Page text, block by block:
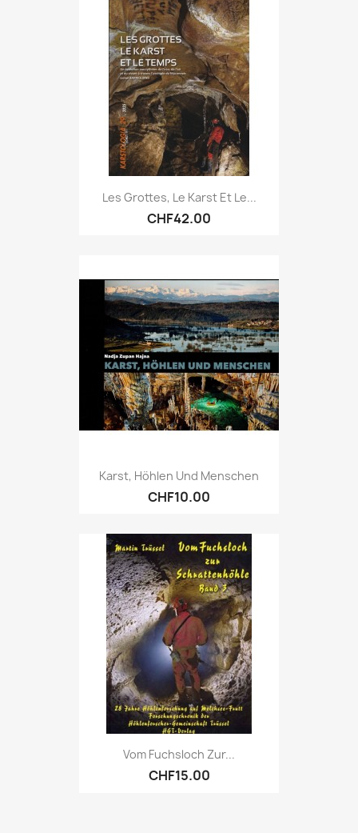
Les Grottes, Le Karst Et Le...
CHF42.00
Karst, Höhlen Und Menschen
CHF10.00
Vom Fuchsloch Zur...
CHF15.00